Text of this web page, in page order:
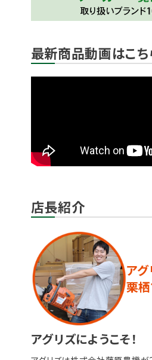
最新商品動画はこち
店長紹介
ア
栗栖
アグリズにようこそ！